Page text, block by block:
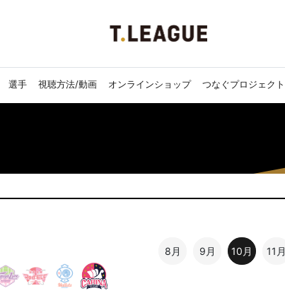
選手 視聴方法/動画 オンラインショップ つなぐプロジェクト
8月 9月 10月 11月